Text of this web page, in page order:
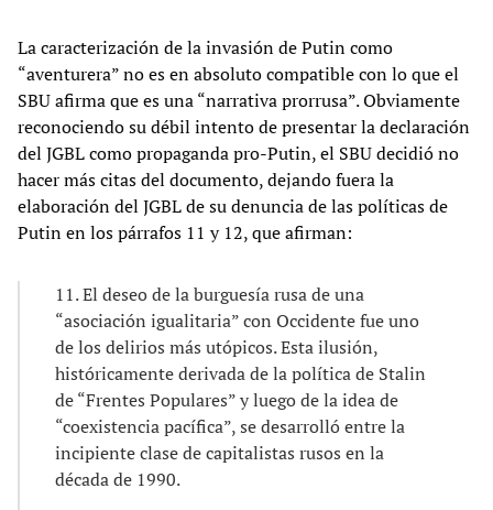
La caracterización de la invasión de Putin como
“aventurera” no es en absoluto compatible con lo que el
SBU afirma que es una “narrativa prorrusa”. Obviamente
reconociendo su débil intento de presentar la declaración
del JGBL como propaganda pro-Putin, el SBU decidió no
hacer más citas del documento, dejando fuera la
elaboración del JGBL de su denuncia de las políticas de
Putin en los párrafos 11 y 12, que afirman:
11. El deseo de la burguesía rusa de una
“asociación igualitaria” con Occidente fue uno
de los delirios más utópicos. Esta ilusión,
históricamente derivada de la política de Stalin
de “Frentes Populares” y luego de la idea de
“coexistencia pacífica”, se desarrolló entre la
incipiente clase de capitalistas rusos en la
década de 1990.